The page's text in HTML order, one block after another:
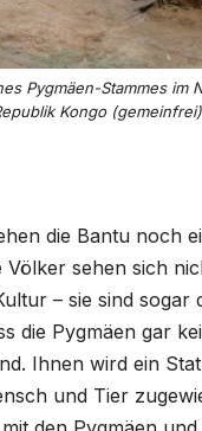
Pygmäen-Stammes im
Kongo (gemeinfrei)
die Bantu noch
Völker sehen sich
– sie sind sogar
die Pygmäen gar
Ihnen wird ein
und Tier